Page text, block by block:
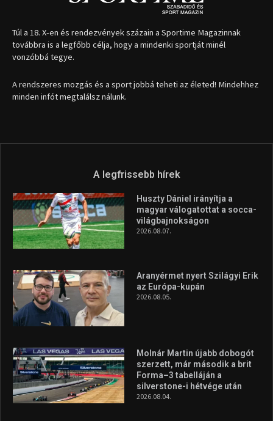
Túl a 18. X-en és rendezvények százain a Sportime Magazinnak
továbbra is a legfőbb célja, hogy a mindenki sportját minél
vonzóbbá tegye.
A rendszeres mozgás és a sport jobbá teheti az életed! Mindehhez
minden infót megtalálsz nálunk.
A legfrissebb hírek
Huszty Dániel irányítja a
magyar válogatottat a socca-
világbajnokságon
2026.08.07.
Aranyérmet nyert Szilágyi Erik
az Európa-kupán
2026.08.05.
Molnár Martin újabb dobogót
szerzett, már második a brit
Forma–3 tabelláján a
silverstone-i hétvége után
2026.08.04.